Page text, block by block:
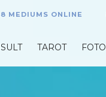
MEDIUMS ONLINE
TAROT